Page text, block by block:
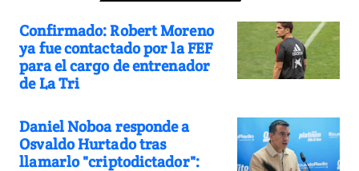
Confirmado: Robert Moreno
ya fue contactado por la FEF
para el cargo de entrenador
de La Tri
Daniel Noboa responde a
Osvaldo Hurtado tras
llamarlo "criptodictador":